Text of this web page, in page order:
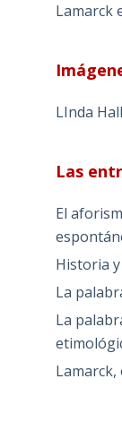
Lamarck
LInda
Las
El
Historia
La
La